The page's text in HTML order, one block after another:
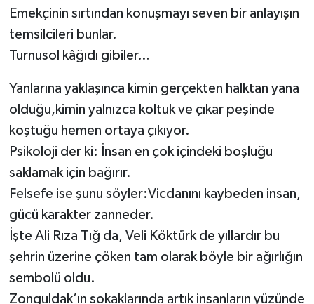
Emekçinin sırtından konuşmayı seven bir anlayışın
temsilcileri bunlar.
Turnusol kâğıdı gibiler…
Yanlarına yaklaşınca kimin gerçekten halktan yana
olduğu,kimin yalnızca koltuk ve çıkar peşinde
koştuğu hemen ortaya çıkıyor.
Psikoloji der ki: İnsan en çok içindeki boşluğu
saklamak için bağırır.
Felsefe ise şunu söyler:Vicdanını kaybeden insan,
gücü karakter zanneder.
İşte Ali Rıza Tığ da, Veli Köktürk de yıllardır bu
şehrin üzerine çöken tam olarak böyle bir ağırlığın
sembolü oldu.
Zonguldak’ın sokaklarında artık insanların yüzünde